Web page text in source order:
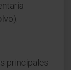
principales